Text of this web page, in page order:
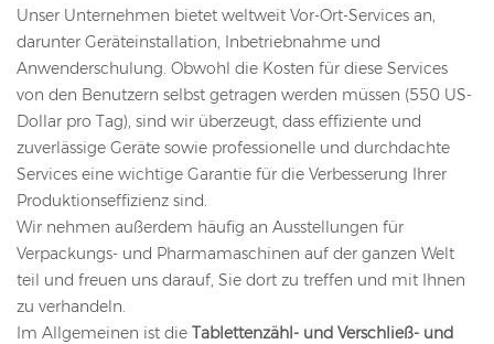
Unser Unternehmen bietet weltweit Vor-Ort-Services an,
darunter Geräteinstallation, Inbetriebnahme und
Anwenderschulung. Obwohl die Kosten für diese Services
von den Benutzern selbst getragen werden müssen (550 US-
Dollar pro Tag), sind wir überzeugt, dass effiziente und
zuverlässige Geräte sowie professionelle und durchdachte
Services eine wichtige Garantie für die Verbesserung Ihrer
Produktionseffizienz sind.
Wir nehmen außerdem häufig an Ausstellungen für
Verpackungs- und Pharmamaschinen auf der ganzen Welt
teil und freuen uns darauf, Sie dort zu treffen und mit Ihnen
zu verhandeln.
Im Allgemeinen ist die Tablettenzähl- und Verschließ- und